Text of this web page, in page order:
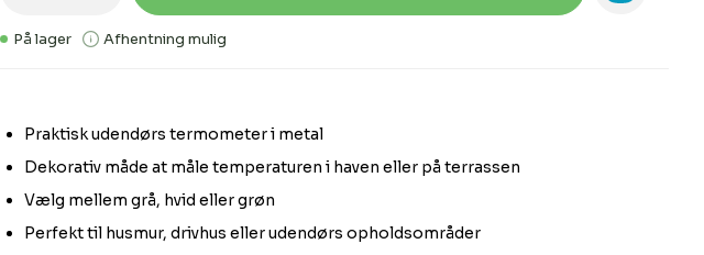
Praktisk udendørs termometer i metal
Dekorativ måde at måle temperaturen i haven eller på terrassen
Vælg mellem grå, hvid eller grøn
Perfekt til husmur, drivhus eller udendørs opholdsområder
På lager Afhentning mulig